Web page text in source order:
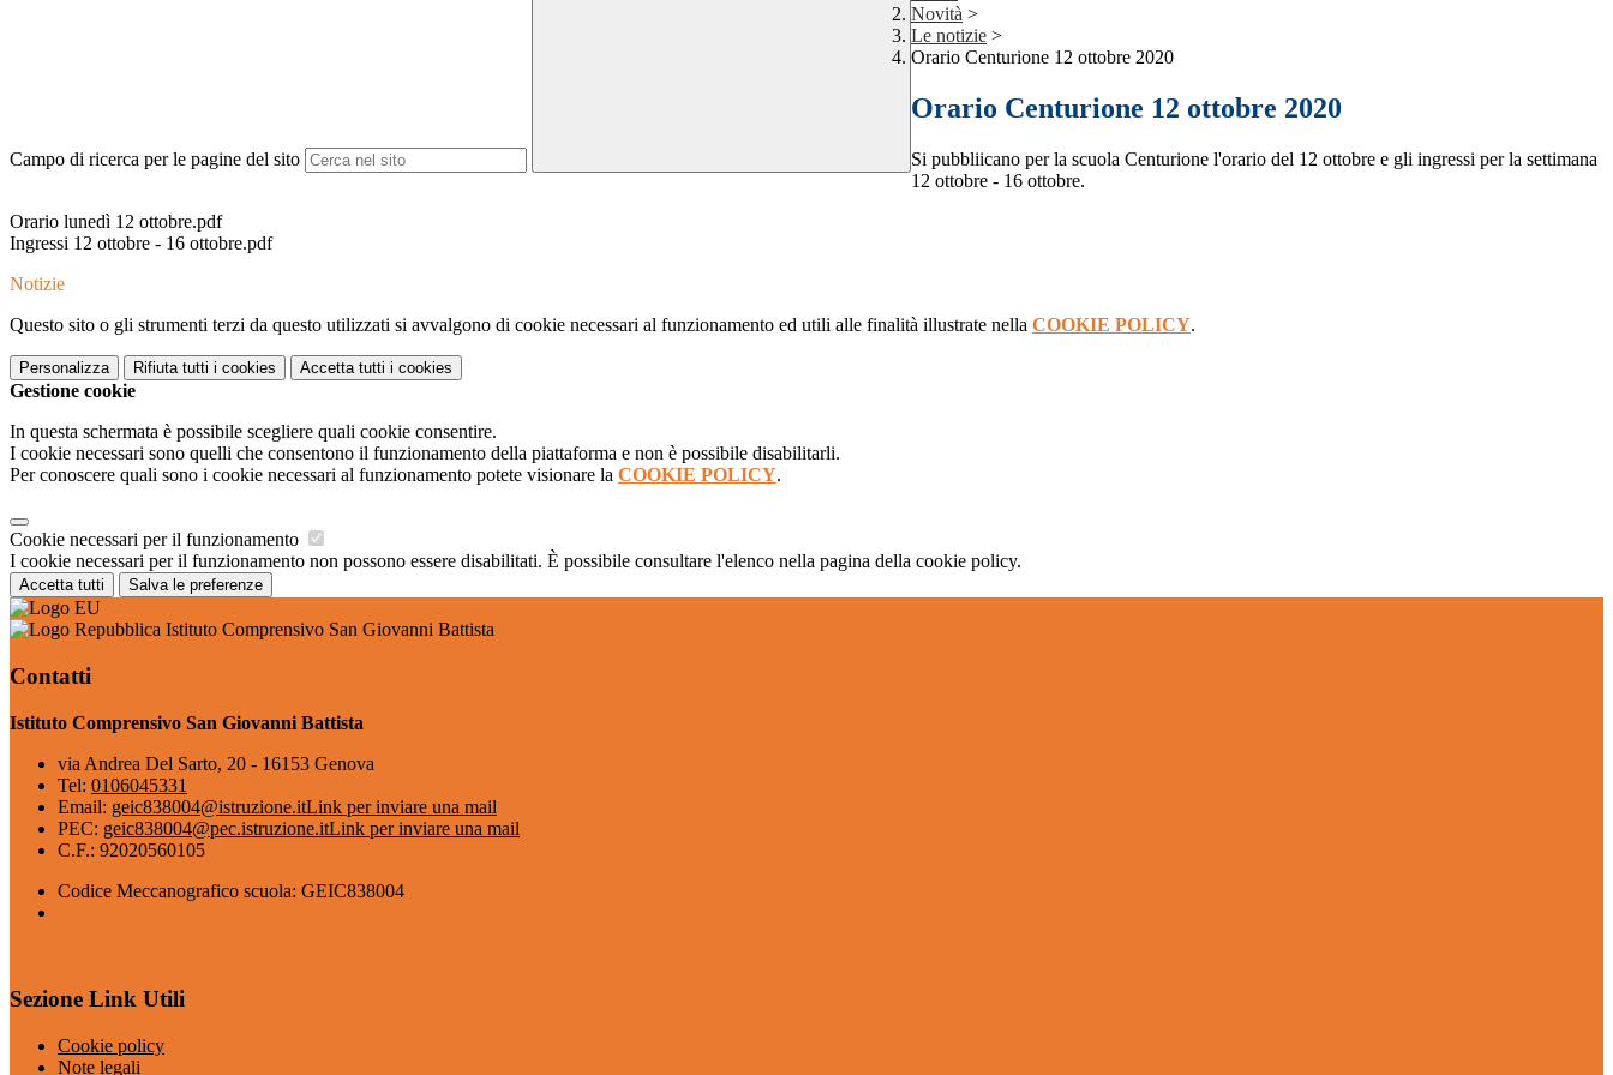
Campo di ricerca per le pagine del sito
Novità >
Le notizie >
Orario Centurione 12 ottobre 2020
Orario Centurione 12 ottobre 2020
Si pubbliicano per la scuola Centurione l'orario del 12 ottobre e gli ingressi per la settimana
12 ottobre - 16 ottobre.
Orario lunedì 12 ottobre.pdf
Ingressi 12 ottobre - 16 ottobre.pdf
Notizie
Questo sito o gli strumenti terzi da questo utilizzati si avvalgono di cookie necessari al funzionamento ed utili alle finalità illustrate nella COOKIE POLICY.
Personalizza Rifiuta tutti i cookies Accetta tutti i cookies
Gestione cookie
In questa schermata è possibile scegliere quali cookie consentire.
I cookie necessari sono quelli che consentono il funzionamento della piattaforma e non è possibile disabilitarli.
Per conoscere quali sono i cookie necessari al funzionamento potete visionare la COOKIE POLICY.
Cookie necessari per il funzionamento
I cookie necessari per il funzionamento non possono essere disabilitati. È possibile consultare l'elenco nella pagina della cookie policy.
Accetta tutti Salva le preferenze
Istituto Comprensivo San Giovanni Battista
Contatti
Istituto Comprensivo San Giovanni Battista
via Andrea Del Sarto, 20 - 16153 Genova
Tel: 0106045331
Email: geic838004@istruzione.itLink per inviare una mail
PEC: geic838004@pec.istruzione.itLink per inviare una mail
C.F.: 92020560105
Codice Meccanografico scuola: GEIC838004
Sezione Link Utili
Cookie policy
Note legali